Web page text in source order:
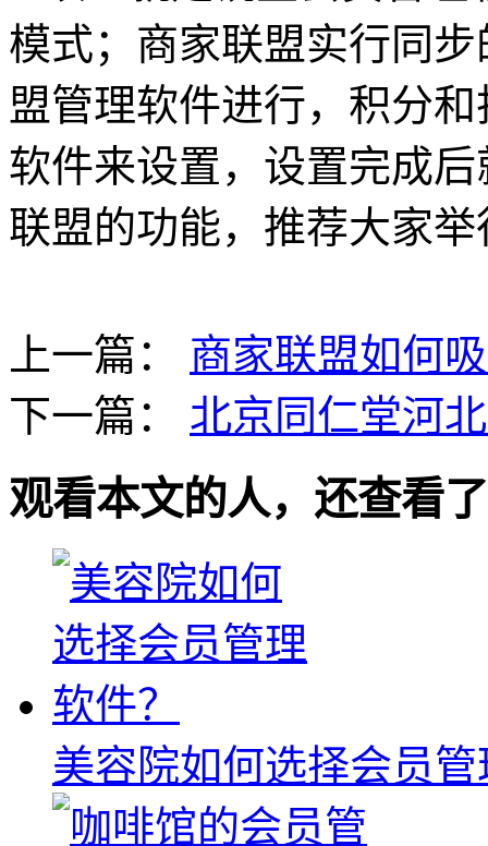
模式；商家联盟实行同
盟管理软件进行，积分
软件来设置，设置完成
联盟的功能，推荐大家
上一篇： 商家联盟如何
下一篇： 北京同仁堂河
观看本文的人，还查看
美容院如何选择会员